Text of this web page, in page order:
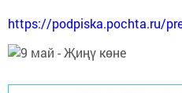
https://podpiska.pochta.ru/